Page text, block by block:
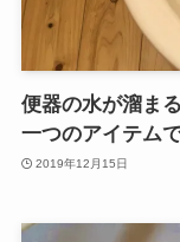
便器の水が溜ま
一つのアイテム
2019年12月15日